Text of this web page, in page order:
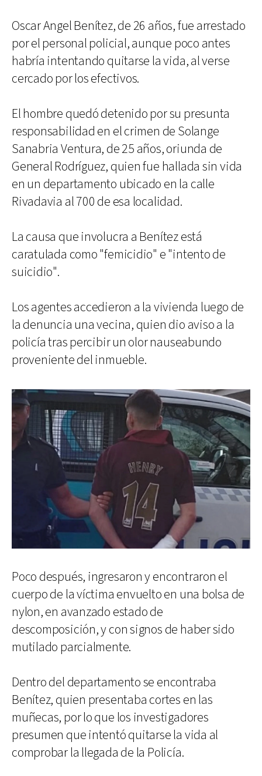
Oscar Angel Benítez, de 26 años, fue arrestado
por el personal policial, aunque poco antes
habría intentando quitarse la vida, al verse
cercado por los efectivos.
El hombre quedó detenido por su presunta
responsabilidad en el crimen de Solange
Sanabria Ventura, de 25 años, oriunda de
General Rodríguez, quien fue hallada sin vida
en un departamento ubicado en la calle
Rivadavia al 700 de esa localidad.
La causa que involucra a Benítez está
caratulada como "femicidio" e "intento de
suicidio".
Los agentes accedieron a la vivienda luego de
la denuncia una vecina, quien dio aviso a la
policía tras percibir un olor nauseabundo
proveniente del inmueble.
Poco después, ingresaron y encontraron el
cuerpo de la víctima envuelto en una bolsa de
nylon, en avanzado estado de
descomposición, y con signos de haber sido
mutilado parcialmente.
Dentro del departamento se encontraba
Benítez, quien presentaba cortes en las
muñecas, por lo que los investigadores
presumen que intentó quitarse la vida al
comprobar la llegada de la Policía.